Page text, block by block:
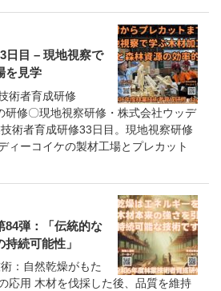
日目 – 現地視察で
を見学
術者育成研修
研修〇現地視察研修・株式会社ウッデ
術者育成研修33日目。現地視察研修
ィーコイケの製材工場とプレカット
84弾：「伝統的な
続可能性」
：自然乾燥がもた
応用 木材を伐採した後、品質を維持